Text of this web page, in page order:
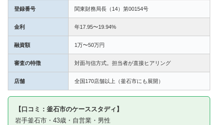
登録番号 関東財務局長（14）第00154号
金利 年17.95〜19.94%
融資額 1万〜50万円
審査の特徴 対面与信方式。担当者が直接ヒアリング
店舗 全国170店舗以上（釜石市にも展開）
【口コミ：釜石市のケーススタディ】
岩手釜石市・43歳・自営業・男性